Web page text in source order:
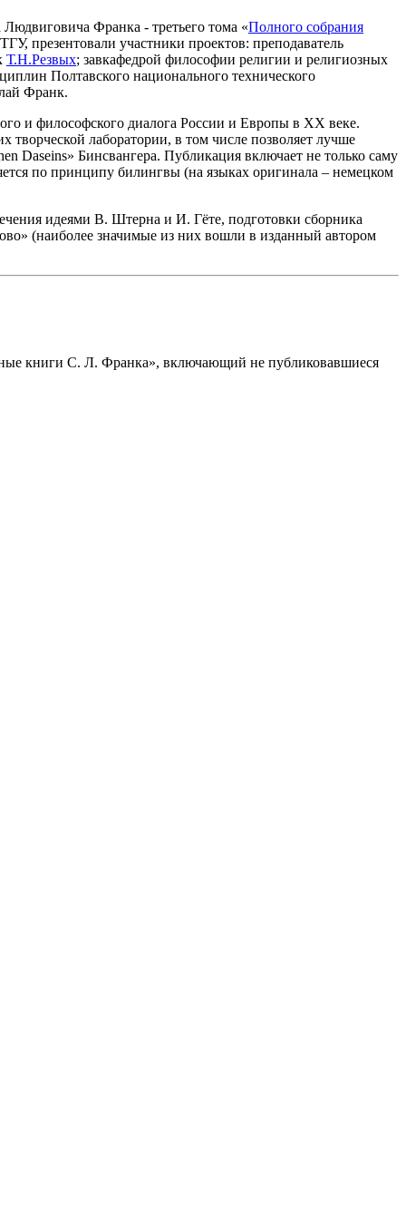
Франка - третьего тома «Полного собрания
презентовали участники проектов: преподаватель
Т.Н.Резвых; завкафедрой философии религии и религиозных
Полтавского национального технического
Франк.
и философского диалога России и Европы в XX веке.
лаборатории, в том числе позволяет лучше
Daseins» Бинсвангера. Публикация включает не только саму
по принципу билингвы (на языках оригинала – немецком
идеями В. Штерна и И. Гёте, подготовки сборника
(наиболее значимые из них вошли в изданный автором
книги С. Л. Франка», включающий не публиковавшиеся